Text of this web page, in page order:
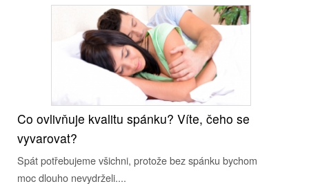
Co ovlivňuje kvalitu spánku? Víte, čeho se
vyvarovat?
Spát potřebujeme všichni, protože bez spánku bychom
moc dlouho nevydrželi....